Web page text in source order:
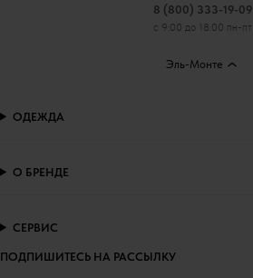
8 (800) 333-19-09
с 9:00 до 18:00 пн-пт
Эль-Монте
ПОДПИШИТЕСЬ НА РАССЫЛКУ
ОДЕЖДА
О БРЕНДЕ
СЕРВИС